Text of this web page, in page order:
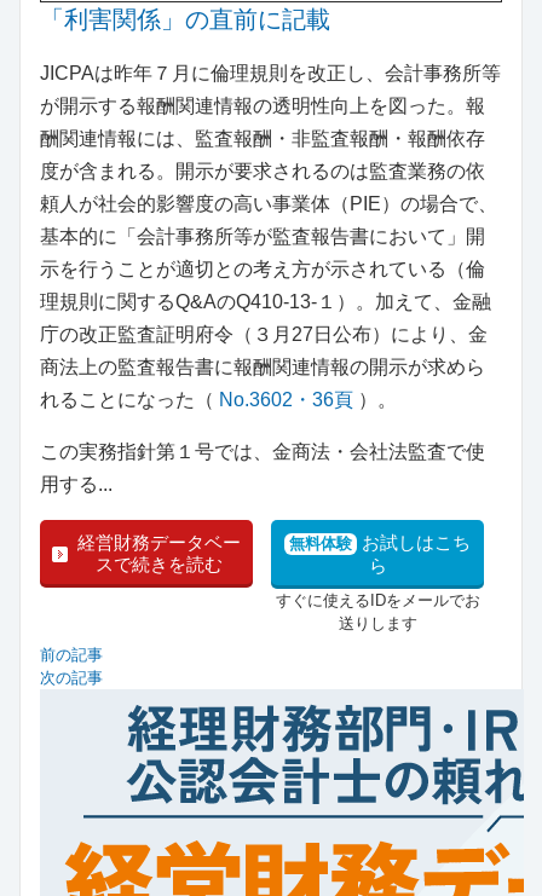
「利害関係」の直前に記載
JICPAは昨年７月に倫理規則を改正し、会計事務所等
が開示する報酬関連情報の透明性向上を図った。報
酬関連情報には、監査報酬・非監査報酬・報酬依存
度が含まれる。開示が要求されるのは監査業務の依
頼人が社会的影響度の高い事業体（PIE）の場合で、
基本的に「会計事務所等が監査報告書において」開
示を行うことが適切との考え方が示されている（倫
理規則に関するQ&AのQ410-13-１）。加えて、金融
庁の改正監査証明府令（３月27日公布）により、金
商法上の監査報告書に報酬関連情報の開示が求めら
れることになった（ No.3602・36頁 ）。
この実務指針第１号では、金商法・会社法監査で使
用する...
経営財務データベー
スで続きを読む
無料体験 お試しはこち
ら
すぐに使えるIDをメールでお
送りします
前の記事
次の記事